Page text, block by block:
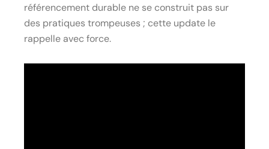
référencement durable ne se construit pas sur
des pratiques trompeuses ; cette update le
rappelle avec force.